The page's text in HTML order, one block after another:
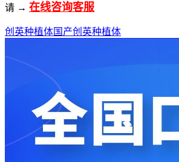
请 → 在线咨询客服
创英种植体国产创英种植体